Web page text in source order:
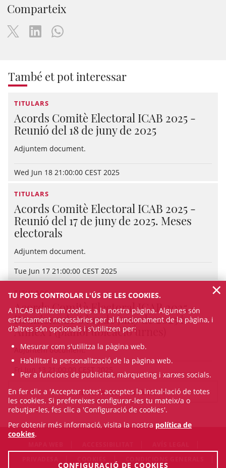
Comparteix
També et pot interessar
TITULARS
Acords Comitè Electoral ICAB 2025 -
Reunió del 18 de juny de 2025
Adjuntem document.
Wed Jun 18 21:00:00 CEST 2025
TITULARS
Acords Comitè Electoral ICAB 2025 -
Reunió del 17 de juny de 2025. Meses
electorals
Adjuntem document.
Tue Jun 17 21:00:00 CEST 2025
TITULARS
Acords Comitè Electoral ICAB 2025 -
Reunions de 6 i 13 de juny de 2025 i
Annex 1 (plànol ubicació urnes)
Adjuntem document.
Fri Jun 13 21:00:00 CEST 2025
VEURE TOTES LES NOTÍCIES
TU POTS CONTROLAR L'ÚS DE LES COOKIES.
A l’ICAB utilitzem cookies a la nostra pàgina. Algunes són
estrictament necessàries per al funcionament de la pàgina, i
d'altres són opcionals i s'utilitzen per:
Mesurar com s'utilitza la pàgina web.
Habilitar la personalització de la pàgina web.
Per a funcions de publicitat, màrqueting i xarxes socials.
En fer clic a 'Acceptar totes', acceptes la instal·lació de totes
les cookies. Si prefereixes configurar-les tu mateix/a o
rebutjar-les, fes clic a 'Configuració de cookies'.
Per obtenir més informació, visita la nostra política de
cookies.
CONFIGURACIÓ DE COOKIES
×